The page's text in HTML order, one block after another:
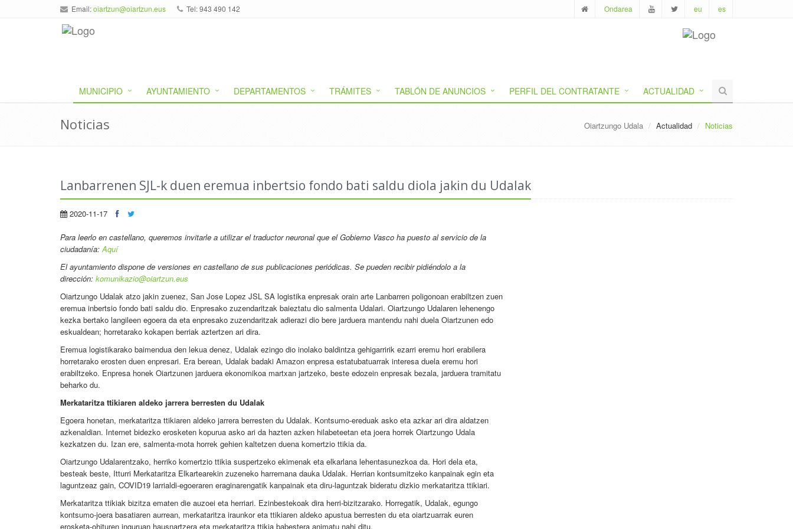
Email:oiartzun@oiartzun.eus Tel: 943 490 142 Ondarea eu es
MUNICIPIO AYUNTAMIENTO DEPARTAMENTOS TRÁMITES TABLÓN DE ANUNCIOS PERFIL DEL CONTRATANTE ACTUALIDAD
Noticias Oiartzungo Udala Actualidad Noticias
Lanbarrenen SJL-k duen eremua inbertsio fondo bati saldu diola jakin du Udalak
2020-11-17
Para leerlo en castellano, queremos invitarle a utilizar el traductor neuronal que el Gobierno Vasco ha puesto al servicio de la
ciudadanía:Aquí
El ayuntamiento dispone de versiones en castellano de sus publicaciones periódicas. Se pueden recibir pidiéndolo a la
dirección: komunikazio@oiartzun.eus
Oiartzungo Udalak atzo jakin zuenez, San Jose Lopez JSL SA logistika enpresak orain arte Lanbarren poligonoan erabiltzen zuen
eremua inbertsio fondo bati saldu dio. Enpresako zuzendaritzak baieztatu dio salmenta Udalari. Oiartzungo Udalaren lehenengo
kezka bertako langileen egoera da eta enpresako zuzendaritzak adierazi dio bere jarduera mantendu nahi duela Oiartzunen edo
eskualdean; horretarako kokapen berriak aztertzen ari dira.
Eremua logistikarako baimendua den lekua denez, Udalak ezingo dio inolako baldintza gehigarririk ezarri eremu hori erabilera
horretarako erosten duen enpresari. Era berean, Udalak badaki Amazon enpresa estatubatuarrak interesa duela eremu hori
erabiltzeko. Enpresa honek Oiartzunen jarduera ekonomikoa martxan jartzeko, beste edozein enpresak bezala, jarduera tramitatu
beharko du.
Merkataritza ttikiaren aldeko jarrera berresten du Udalak
Egoera honetan, merkataritza ttikiaren aldeko jarrera berresten du Udalak. Kontsumo-ereduak asko eta azkar ari dira aldatzen
azkenaldian. Internet bidezko erosketen kopurua asko ari da hazten azken hilabeteetan eta joera horrek Oiartzungo Udala
kezkatzen du. Izan ere, salmenta-mota horrek gehien kaltetzen duena komertzio ttikia da.
Oiartzungo Udalarentzako, herriko komertzio ttikia suspertzeko ekimenak eta elkarlana lehentasunezkoa da. Hori dela eta,
besteak beste, Itturri Merkataritza Elkartearekin zuzeneko harremana dauka Udalak. Herrian kontsumitzeko kanpainak egin eta
laguntzeaz gain, COVID19 larrialdi-egoeraren eraginarengatik kanpainak eta diru-laguntzak bideratu dizkio merkataritza ttikiari.
Merkataritza ttikiak bizitza ematen die auzoei eta herriari. Ezinbestekoak dira herri-bizitzarako. Horregatik, Udalak, egungo
kontsumo-joera basatiaren aurrean, merkataritza iraunkor eta ttikiaren aldeko apustua berresten du eta oiartzuarrak euren
erosketa-ohituren inguruan hausnartzera eta merkataritza ttikia babestera animatu nahi ditu.